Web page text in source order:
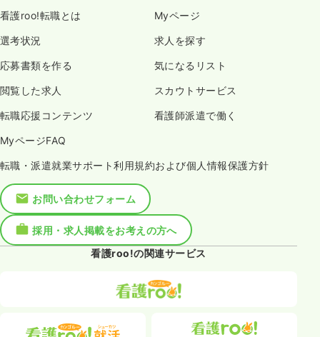
看護roo!転職とは Myページ
選考状況 求人を探す
応募書類を作る 気になるリスト
閲覧した求人 スカウトサービス
転職応援コンテンツ 看護師派遣で働く
MyページFAQ
転職・派遣就業サポート利用規約および個人情報保護方針
お問い合わせフォーム
採用・求人掲載をお考えの方へ
看護roo!の関連サービス